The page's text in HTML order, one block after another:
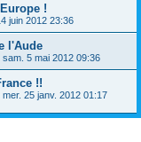
!
juin 2012 23:36
l'Aude
sam. 5 mai 2012 09:36
!!
mer. 25 janv. 2012 01:17